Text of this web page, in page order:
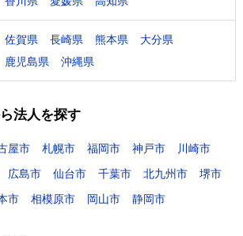
佐賀県 長崎県 熊本県
大分県
鹿児島県 沖縄県
法人を探す
屋市 札幌市 福岡市 神戸市
川崎市
広島市 仙台市 千葉市 北九州市
堺市
市 相模原市 岡山市 静岡市